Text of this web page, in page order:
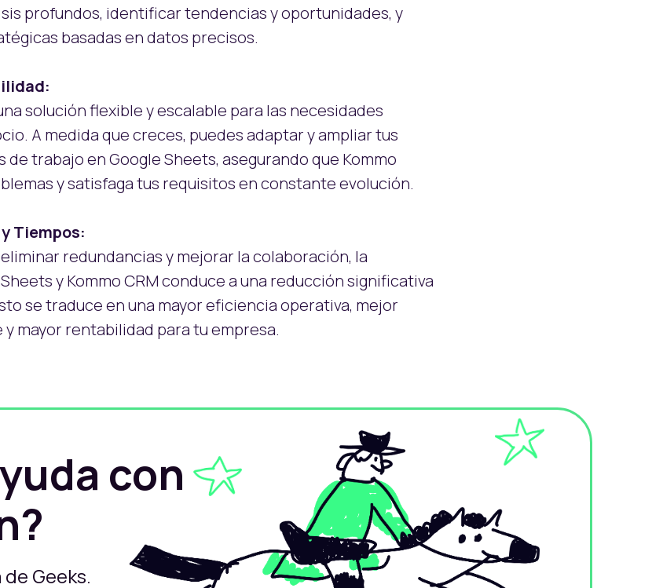
profundos, identificar tendencias y oportunidades, y
basadas en datos precisos.
solución flexible y escalable para las necesidades
A medida que creces, puedes adaptar y ampliar tus
de trabajo en Google Sheets, asegurando que Kommo
y satisfaga tus requisitos en constante evolución.
Tiempos:
redundancias y mejorar la colaboración, la
y Kommo CRM conduce a una reducción significativa
se traduce en una mayor eficiencia operativa, mejor
mayor rentabilidad para tu empresa.
con
Geeks.